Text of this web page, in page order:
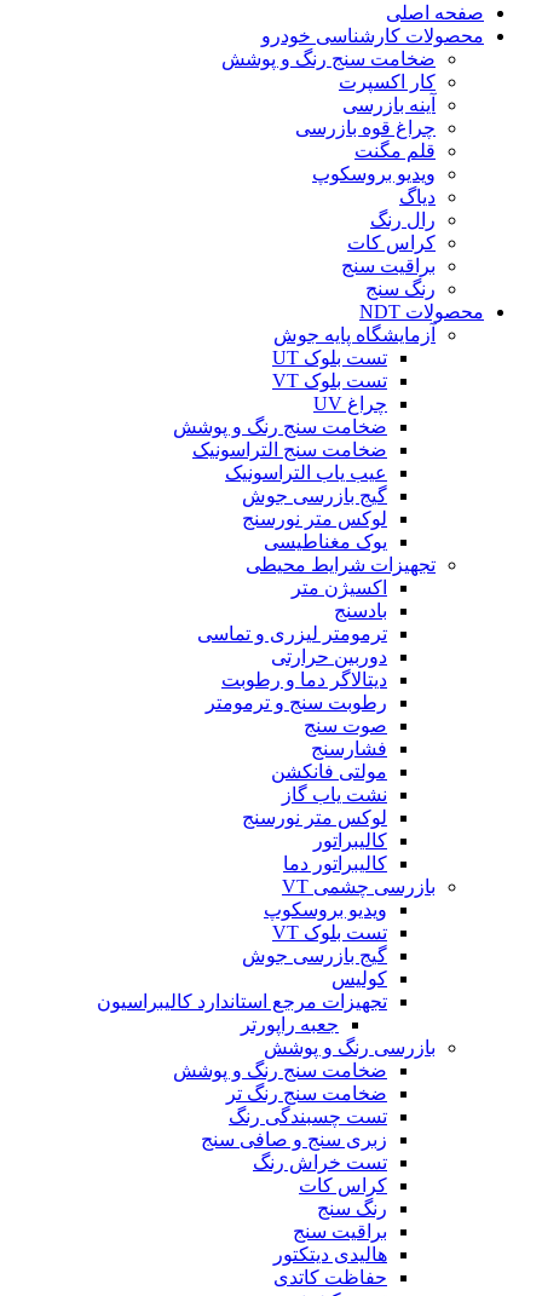
صفحه اصلی
محصولات کارشناسی خودرو
ضخامت سنج رنگ و پوشش
کار اکسپرت
آینه بازرسی
چراغ قوه بازرسی
قلم مگنت
ویدیو بروسکوپ
دیاگ
رال رنگ
کراس کات
براقیت سنج
رنگ سنج
محصولات NDT
آزمایشگاه پایه جوش
تست بلوک UT
تست بلوک VT
چراغ UV
ضخامت سنج رنگ و پوشش
ضخامت سنج التراسونیک
عیب یاب التراسونیک
گیج بازرسی جوش
لوکس متر نورسنج
یوک مغناطیسی
تجهیزات شرایط محیطی
اکسیژن متر
بادسنج
ترمومتر لیزری و تماسی
دوربین حرارتی
دیتالاگر دما و رطوبت
رطوبت سنج و ترمومتر
صوت سنج
فشارسنج
مولتی فانکشن
نشت یاب گاز
لوکس متر نورسنج
کالیبراتور
کالیبراتور دما
بازرسی چشمی VT
ویدیو بروسکوپ
تست بلوک VT
گیج بازرسی جوش
کولیس
تجهیزات مرجع استاندارد کالیبراسیون
جعبه راپورتر
بازرسی رنگ و پوشش
ضخامت سنج رنگ و پوشش
ضخامت سنج رنگ تر
تست چسبندگی رنگ
زبری سنج و صافی سنج
تست خراش رنگ
کراس کات
رنگ سنج
براقیت سنج
هالیدی دیتکتور
حفاظت کاتدی